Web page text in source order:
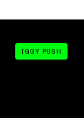
IGGY PUSH